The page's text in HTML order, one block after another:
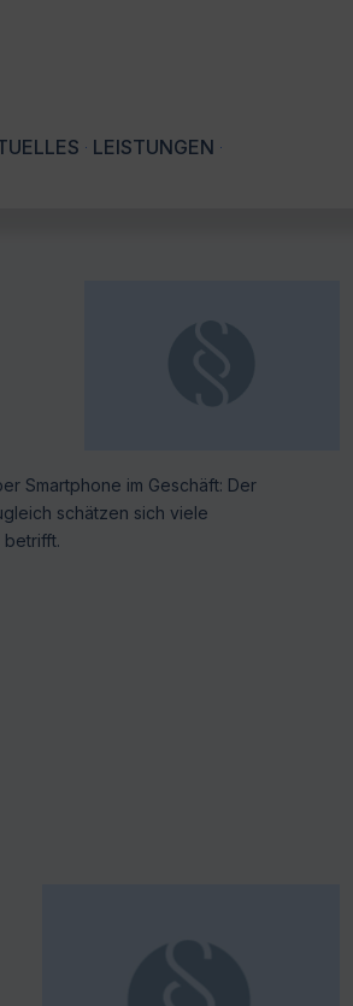
LEISTUNGEN
Smartphone im Geschäft: Der
schätzen sich viele
betrifft.